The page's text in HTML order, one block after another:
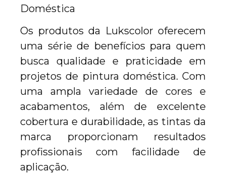
Doméstica
Os produtos da Lukscolor oferecem
uma série de benefícios para quem
busca qualidade e praticidade em
projetos de pintura doméstica. Com
uma ampla variedade de cores e
acabamentos, além de excelente
cobertura e durabilidade, as tintas da
marca proporcionam resultados
profissionais com facilidade de
aplicação.